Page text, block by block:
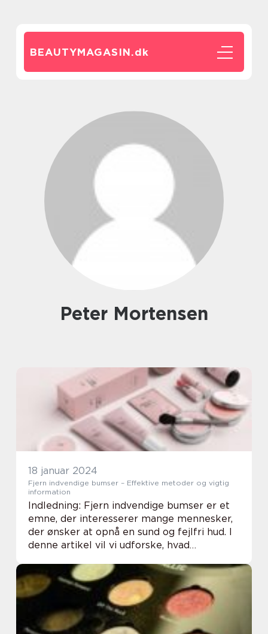
BEAUTYMAGASIN.dk
Peter Mortensen
18 januar 2024
Fjern indvendige bumser – Effektive metoder og vigtig
information
Indledning: Fjern indvendige bumser er et
emne, der interesserer mange mennesker,
der ønsker at opnå en sund og fejlfri hud. I
denne artikel vil vi udforske, hvad
vide, hvordan man kan fjerner dem
effektivt....